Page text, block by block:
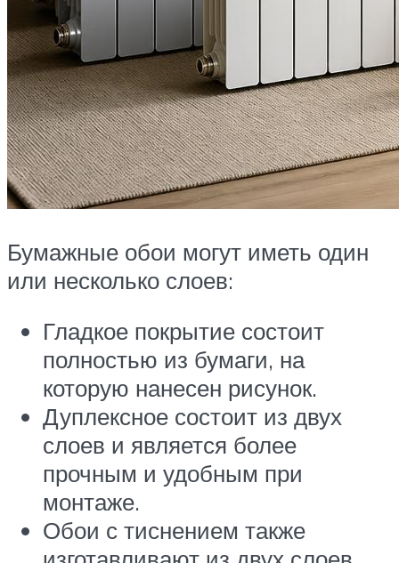
Бумажные обои могут иметь один
или несколько слоев:
Гладкое покрытие состоит
полностью из бумаги, на
которую нанесен рисунок.
Дуплексное состоит из двух
слоев и является более
прочным и удобным при
монтаже.
Обои с тиснением также